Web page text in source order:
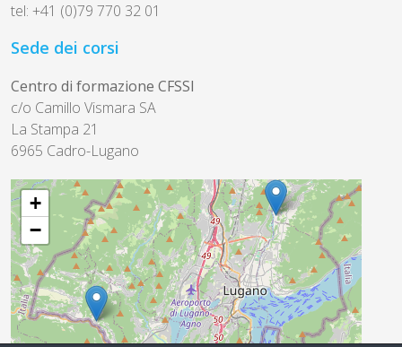
tel: +41 (0)79 770 32 01
Sede dei corsi
Centro di formazione CFSSI
c/o Camillo Vismara SA
La Stampa 21
6965 Cadro-Lugano
+
−